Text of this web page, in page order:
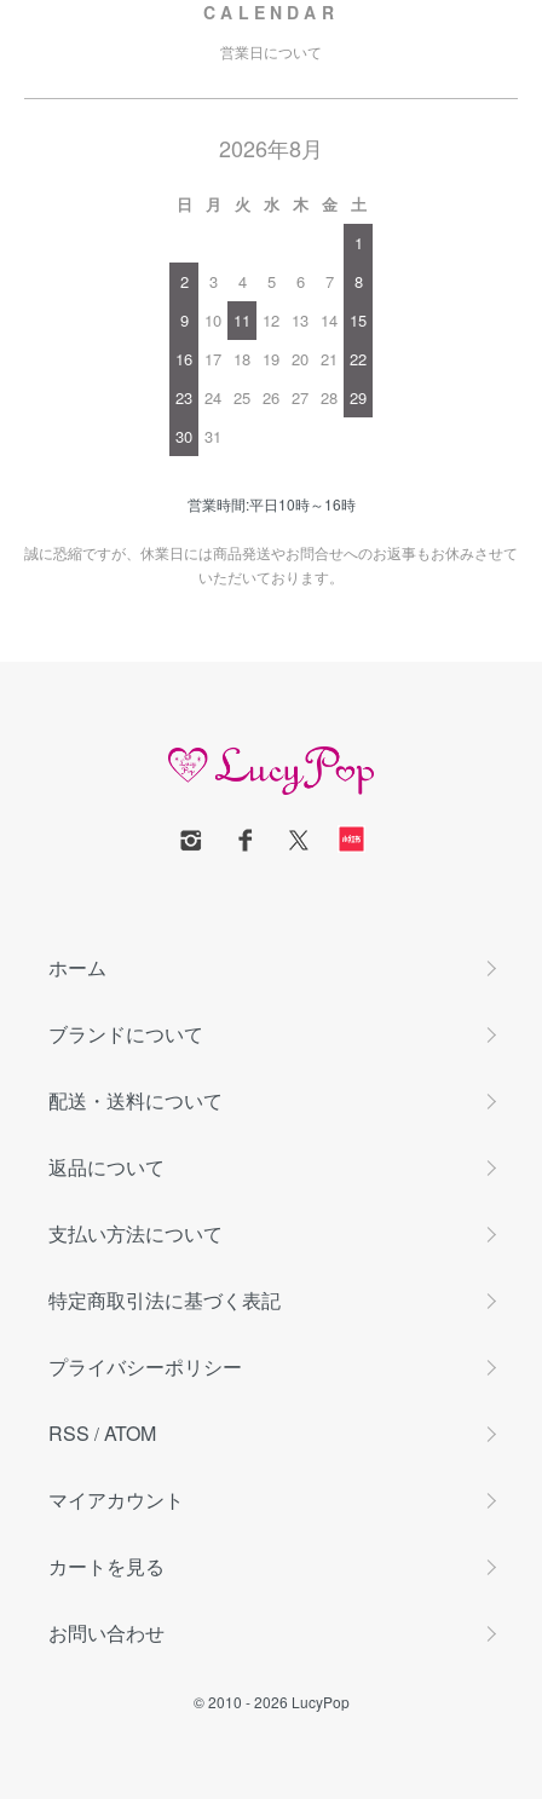
CALENDAR
営業日について
2026年8月
日 月 火 水 木 金
土
1
2
3 4 5 6 7
8
9
10 11 12 13 14 15
16 17 18 19 20 21
22
23 24 25 26 27 28 29
30 31
営業時間:平日10時～16時
誠に恐縮ですが、休業日には商品発送やお問合せへのお返事もお休みさせて
いただいております。
ホーム
ブランドについて
配送・送料について
返品について
支払い方法について
特定商取引法に基づく表記
プライバシーポリシー
RSS / ATOM
マイアカウント
カートを見る
お問い合わせ
© 2010 -2026 LucyPop